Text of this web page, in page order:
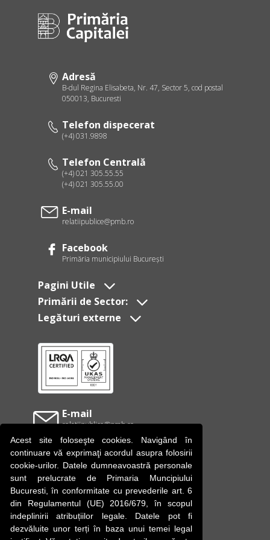
Acest site foloseşte cookies. Navigând în
continuare vă exprimaţi acordul asupra folosirii
cookie-urilor. Datele dumneavoastră personale
sunt prelucrate de Primaria Muncipiului
Bucuresti, în conformitate cu prevederile art. 6
din Regulamentul (UE) 2016/679, în scopul
indeplinirii atribuțiilor legale. Datele pot fi
dezvăluite unor terți în baza unui temei legal
Adresă
B-dul Regina Elisabeta, Nr. 47, Sector 5, cod postal
050013, Bucuresti
Telefon dispecerat
(+4) 031.9898
Telefon Centrală
(+4) 021 305.55.55
(+4) 021 305.55.00
E-mail
relatiipublice@pmb.ro
Facebook
Primăria municipiului Bucureşti
Pagini Utile
Primării de Sector:
Legături externe
E-mail
relatiipublice@pmb.ro
Facebook
Primăria Municipiului Bucureşti
YouTube
Primăria Municipiului Bucureşti
Instagram
Primăria Municipiului Bucureşti